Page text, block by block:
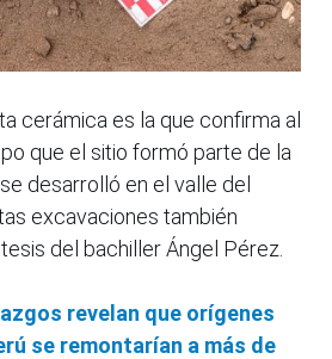
cerámica es la que confirma al
que el sitio formó parte de la
desarrolló en el valle del
excavaciones también
del bachiller Ángel Pérez.
revelan que orígenes
se remontarían a más de